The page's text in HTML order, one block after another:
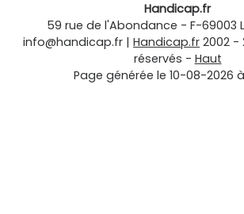
Handicap.fr
59 rue de l'Abondance - F-69003
info@handicap.fr | Handicap.fr 2002 -
réservés - Haut
Page générée le 10-08-2026 à